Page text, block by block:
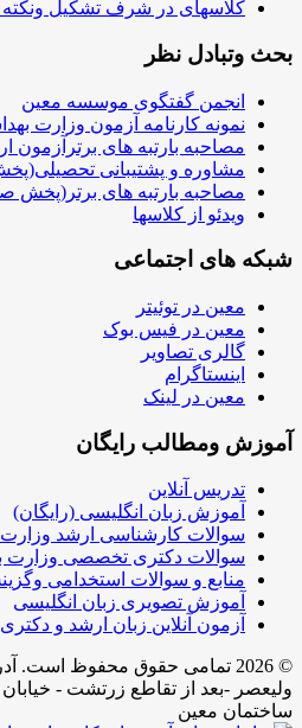
کلاسهای در شرف تشکیل
بحث وتبادل نظر
انجمن گفتگوی موسسه معین
نمونه کارنامه آزمون وزارت
مصاحبه بارتبه های برترآزمون
مشاوره و پشتیبانی
مصاحبه بارتبه های برتر(پخش
ویدئو از کلاسها
شبکه های اجتماعی
معین در توئیتر
معین در فیس بوک
گالری تصاویر
اینستاگرام
معین در لینک
آموزش ومطالب رایگان
تدریس آنلاین
آموزش زبان انگلیسی (رایگان)
سوالات کارشناسی ارشد
سوالات دکتری تخصصی وزارت
منابع و سوالات استخدامی
آموزش تصویری زبان انگلیسی
آزمون آنلاین زبان ارشد و دکتری
© 2026 تمامی حقوق محفوظ است.
ساختمان معین